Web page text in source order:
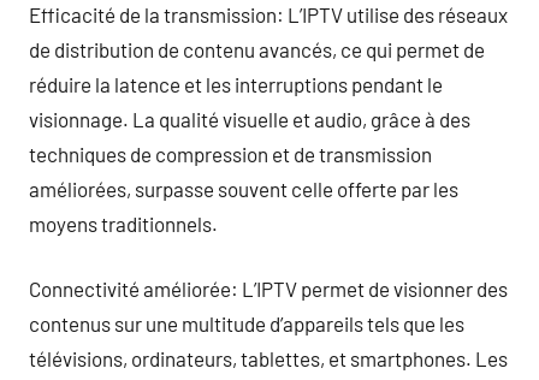
Efficacité de la transmission: L’IPTV utilise des réseaux
de distribution de contenu avancés, ce qui permet de
réduire la latence et les interruptions pendant le
visionnage. La qualité visuelle et audio, grâce à des
techniques de compression et de transmission
améliorées, surpasse souvent celle offerte par les
moyens traditionnels.
Connectivité améliorée: L’IPTV permet de visionner des
contenus sur une multitude d’appareils tels que les
télévisions, ordinateurs, tablettes, et smartphones. Les